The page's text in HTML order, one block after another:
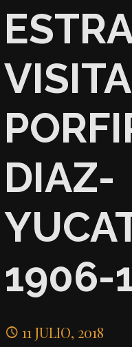
DIAZ-
1906-
11 JULIO, 2018